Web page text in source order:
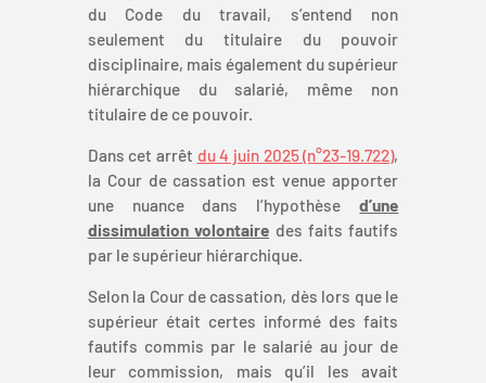
du Code du travail, s’entend non
seulement du titulaire du pouvoir
disciplinaire, mais également du supérieur
hiérarchique du salarié, même non
titulaire de ce pouvoir.
Dans cet arrêt du 4 juin 2025 (n°23-19.722),
la Cour de cassation est venue apporter
une nuance dans l’hypothèsed’une
dissimulation volontaire des faits fautifs
par le supérieur hiérarchique.
Selon la Cour de cassation, dès lors que le
supérieur était certes informé des faits
fautifs commis par le salarié au jour de
leur commission, mais qu’il les avait